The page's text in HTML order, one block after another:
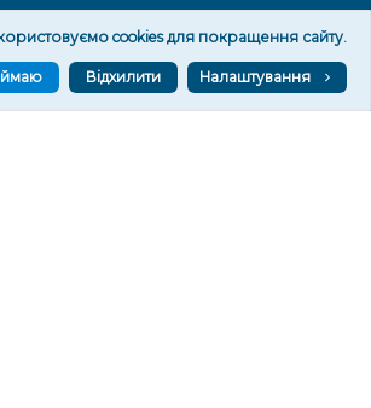
cookies для покращення сайту.
Відхилити Налаштування